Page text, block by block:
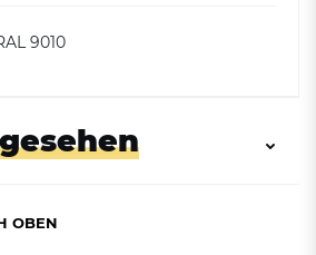
9010
OBEN